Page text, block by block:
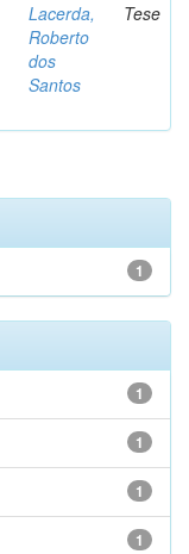
Lacerda,
Roberto
dos
Santos
Tese
1
1
1
1
1